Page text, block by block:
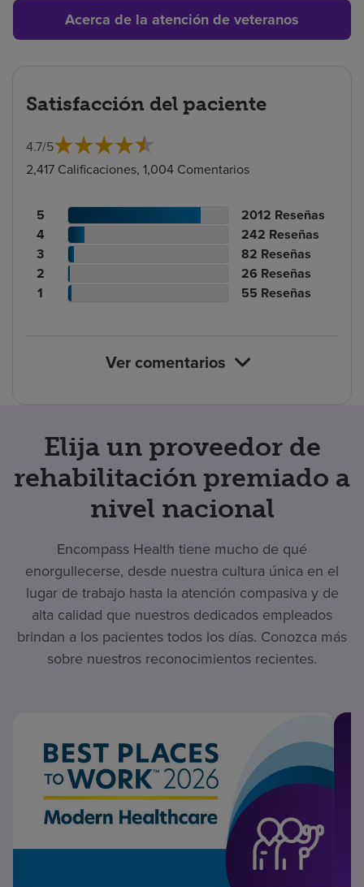
Acerca de la atención de veteranos
Satisfacción del paciente
4.7/5
2,417 Calificaciones, 1,004 Comentarios
Recuento
de
calificaciones
de
pacientes
5
N.º
de
reseñas
2012 Reseñas
Recuento
de
calificaciones
de
4
N.º
de
reseñas
242 Reseñas
Recuento
de
calificaciones
3
N.º
de
reseñas
82 Reseñas
Recuento
de
2
N.º
de
26 Reseñas
Recuento
1
N.º
55 Reseñas
Ver comentarios
Elija un proveedor de
rehabilitación premiado a
nivel nacional
Encompass Health tiene mucho de qué
enorgullecerse, desde nuestra cultura única en el
lugar de trabajo hasta la atención compasiva y de
alta calidad que nuestros dedicados empleados
brindan a los pacientes todos los días. Conozca más
sobre nuestros reconocimientos recientes.